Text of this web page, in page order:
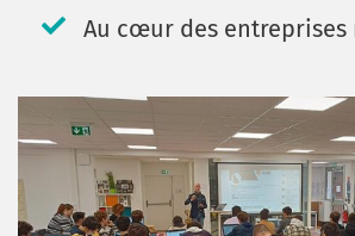
Au cœur des entreprises